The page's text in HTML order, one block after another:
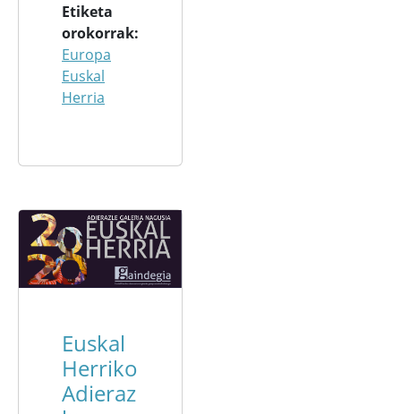
Etiketa
orokorrak
Europa
Euskal
Herria
Euskal
Herriko
Adieraz